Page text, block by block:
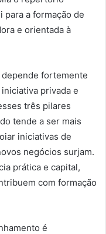
a formação de
e orientada à
fortemente
privada e
três pilares
tende a ser mais
iniciativas de
negócios surjam.
prática e capital,
com formação
é